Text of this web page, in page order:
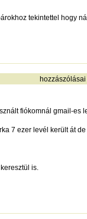
tekintettel hogy
hozzászólásai
fiókomnál gmail-es
7 ezer levél került át
is.